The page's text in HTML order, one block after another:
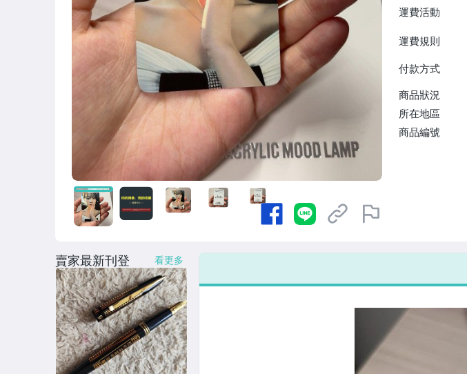
運費活動
運費規則
付款方式
商品狀況
所在地區
商品編號
賣家最新刊登 看更多